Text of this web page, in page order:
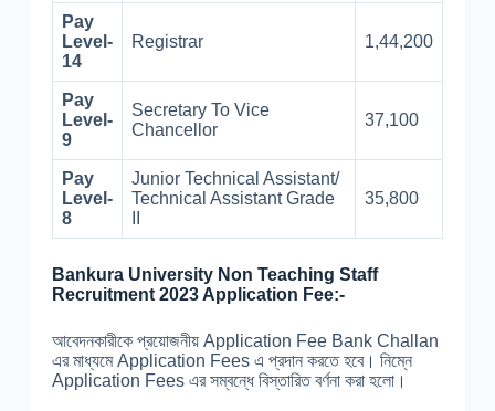
Pay
Level-
14
Registrar 1,44,200
Pay
Level-
9
Secretary To Vice
Chancellor
37,100
Pay
Level-
8
Junior Technical Assistant/
Technical Assistant Grade
35,800
Bankura University Non Teaching Staff
Recruitment 2023 Application Fee:-
আবেদনকারীকে প্রয়োজনীয় Application Fee Bank Challan
এর মাধ্যমে Application Fees এ প্রদান করতে হবে। নিম্নে
Application Fees এর সম্বন্ধে বিস্তারিত বর্ণনা করা হলো।